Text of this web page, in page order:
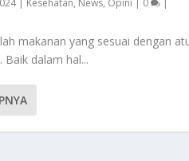
| Kesehatan, News, Opini | 0 |
makanan yang sesuai dengan
dalam hal...